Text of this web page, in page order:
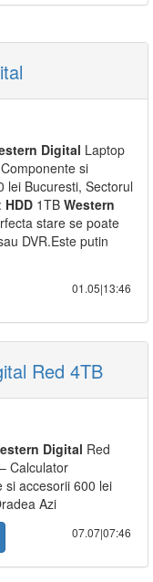
Digital Laptop
si
lei Bucuresti, Sectorul
HDD 1TB Western
stare se poate
DVR.Este putin
01.05|13:46
Red 4TB
Digital Red
Calculator
si accesorii 600 lei
Azi
07.07|07:46